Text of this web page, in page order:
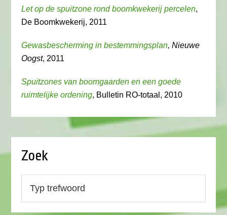
Let op de spuitzone rond boomkwekerij percelen,
De Boomkwekerij, 2011
Gewasbescherming in bestemmingsplan, Nieuwe
Oogst, 2011
Spuitzones van boomgaarden en een goede
ruimtelijke ordening, Bulletin RO-totaal, 2010
Zoek